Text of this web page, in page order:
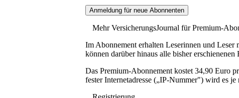
Mehr VersicherungsJournal für Premium-
Im Abonnement erhalten Leserinnen und
können darüber hinaus alle bisher
Das Premium-Abonnement kostet 34,90 Euro
fester Internetadresse („IP-Nummer") wird es